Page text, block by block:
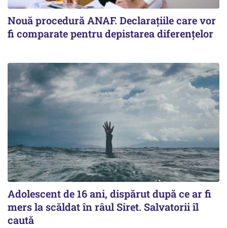
Nouă procedură ANAF. Declarațiile care vor
fi comparate pentru depistarea diferențelor
Adolescent de 16 ani, dispărut după ce ar fi
mers la scăldat în râul Siret. Salvatorii îl
caută